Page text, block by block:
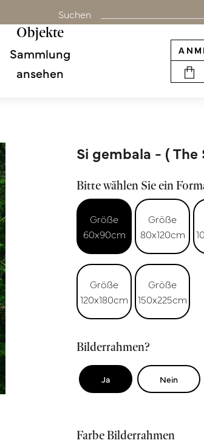
Suchen
Objekte
Sammlung
ansehen
Si gembala - ( The
Bitte wählen Sie ein
Größe
60x90cm
Größe
80x120cm
Größe
120x180cm
Größe
150x225cm
Bilderrahmen?
Ja Nein
Farbe Bilderrahmen